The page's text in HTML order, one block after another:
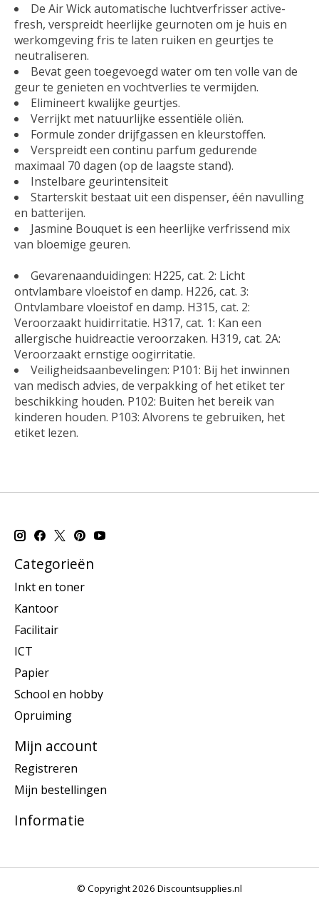
De Air Wick automatische luchtverfrisser active-
fresh, verspreidt heerlijke geurnoten om je huis en
werkomgeving fris te laten ruiken en geurtjes te
neutraliseren.
Bevat geen toegevoegd water om ten volle van de
geur te genieten en vochtverlies te vermijden.
Elimineert kwalijke geurtjes.
Verrijkt met natuurlijke essentiële oliën.
Formule zonder drijfgassen en kleurstoffen.
Verspreidt een continu parfum gedurende
maximaal 70 dagen (op de laagste stand).
Instelbare geurintensiteit
Starterskit bestaat uit een dispenser, één navulling
en batterijen.
Jasmine Bouquet is een heerlijke verfrissend mix
van bloemige geuren.
Gevarenaanduidingen: H225, cat. 2: Licht
ontvlambare vloeistof en damp. H226, cat. 3:
Ontvlambare vloeistof en damp. H315, cat. 2:
Veroorzaakt huidirritatie. H317, cat. 1: Kan een
allergische huidreactie veroorzaken. H319, cat. 2A:
Veroorzaakt ernstige oogirritatie.
Veiligheidsaanbevelingen: P101: Bij het inwinnen
van medisch advies, de verpakking of het etiket ter
beschikking houden. P102: Buiten het bereik van
kinderen houden. P103: Alvorens te gebruiken, het
etiket lezen.
Categorieën
Inkt en toner
Kantoor
Facilitair
ICT
Papier
School en hobby
Opruiming
Mijn account
Registreren
Mijn bestellingen
Informatie
© Copyright 2026 Discountsupplies.nl